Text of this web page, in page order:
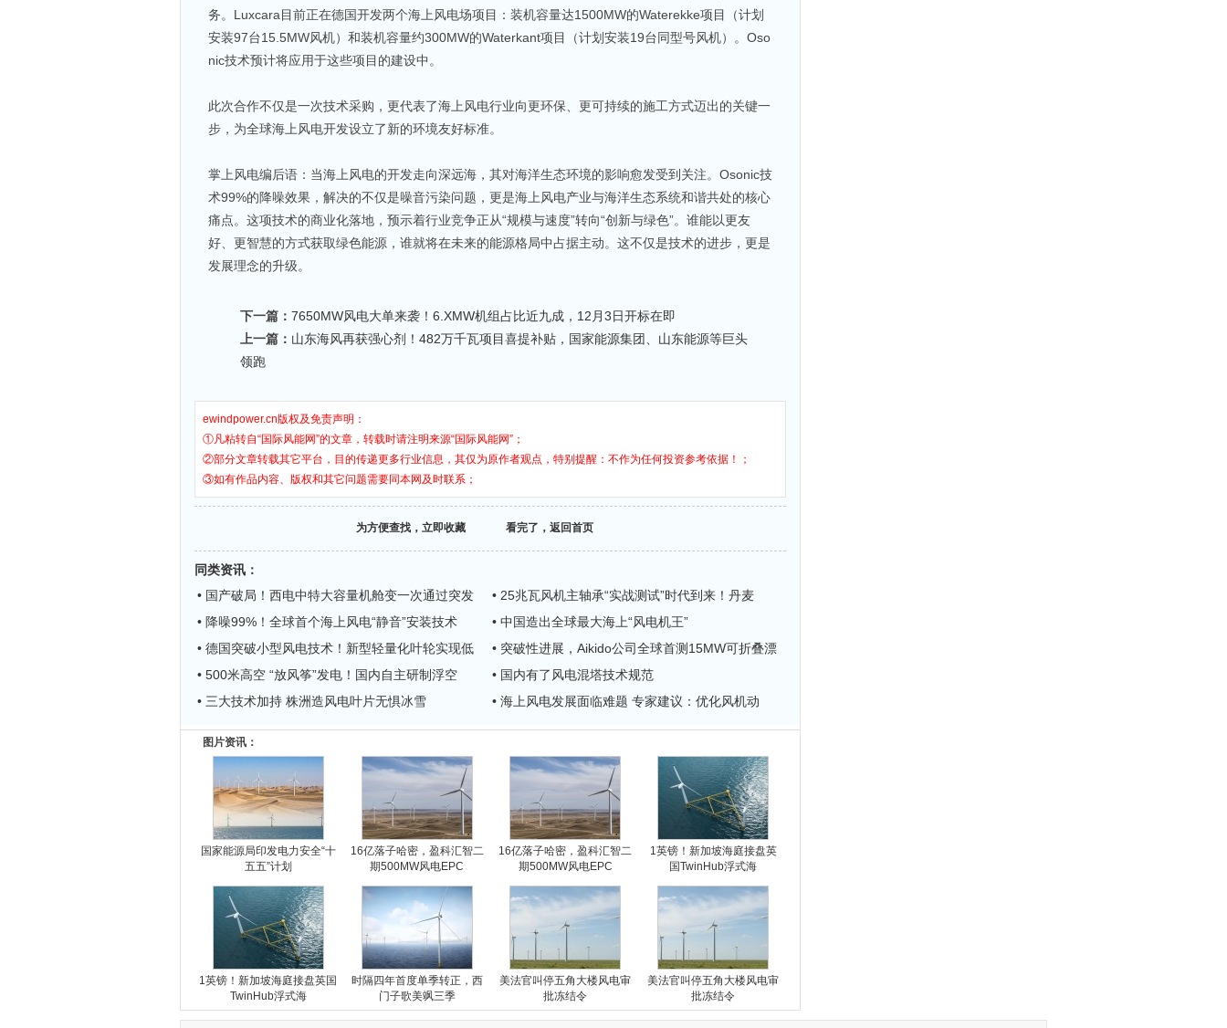
务。Luxcara目前正在德国开发两个海上风电场项目：装机容量达1500MW的Waterekke项目（计划
安装97台15.5MW风机）和装机容量约300MW的Waterkant项目（计划安装19台同型号风机）。Oso
nic技术预计将应用于这些项目的建设中。
此次合作不仅是一次技术采购，更代表了海上风电行业向更环保、更可持续的施工方式迈出的关键一
步，为全球海上风电开发设立了新的环境友好标准。
掌上风电编后语：当海上风电的开发走向深远海，其对海洋生态环境的影响愈发受到关注。Osonic技
术99%的降噪效果，解决的不仅是噪音污染问题，更是海上风电产业与海洋生态系统和谐共处的核心
痛点。这项技术的商业化落地，预示着行业竞争正从“规模与速度”转向“创新与绿色”。谁能以更友
好、更智慧的方式获取绿色能源，谁就将在未来的能源格局中占据主动。这不仅是技术的进步，更是
发展理念的升级。
下一篇： 7650MW风电大单来袭！6.XMW机组占比近九成，12月3日开标在即
上一篇： 山东海风再获强心剂！482万千瓦项目喜提补贴，国家能源集团、山东能源等巨头
领跑
ewindpower.cn版权及免责声明：
①凡粘转自“国际风能网”的文章，转载时请注明来源“国际风能网”；
②部分文章转载其它平台，目的传递更多行业信息，其仅为原作者观点，特别提醒：不作为任何投资参考依据！；
③如有作品内容、版权和其它问题需要同本网及时联系；
为方便查找，立即收藏 看完了，返回首页
同类资讯 ：
• 国产破局！西电中特大容量机舱变一次通过突发
• 25兆瓦风机主轴承“实战测试”时代到来！丹麦
• 降噪99%！全球首个海上风电“静音”安装技术
• 中国造出全球最大海上“风电机王”
• 德国突破小型风电技术！新型轻量化叶轮实现低
• 突破性进展，Aikido公司全球首测15MW可折叠漂
• 500米高空 “放风筝”发电！国内自主研制浮空
• 国内有了风电混塔技术规范
• 三大技术加持 株洲造风电叶片无惧冰雪
• 海上风电发展面临难题 专家建议：优化风机动
图片资讯：
国家能源局印发电力安全“十
五五”计划
16亿落子哈密，盈科汇智二
期500MW风电EPC
16亿落子哈密，盈科汇智二
期500MW风电EPC
1英镑！新加坡海庭接盘英
国TwinHub浮式海
1英镑！新加坡海庭接盘英国
TwinHub浮式海
时隔四年首度单季转正，西
门子歌美飒三季
美法官叫停五角大楼风电审
批冻结令
美法官叫停五角大楼风电审
批冻结令